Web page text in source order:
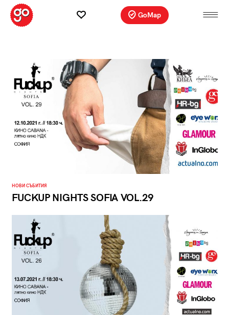
GoMap
НОВИ СЪБИТИЯ
FUCKUP NIGHTS SOFIA VOL.29